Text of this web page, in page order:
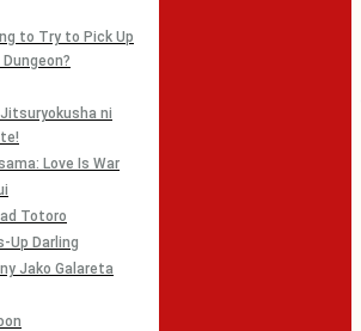
to Try to Pick Up
Jitsuryokusha ni
Love Is War
Totoro
Up Darling
Jako Galareta